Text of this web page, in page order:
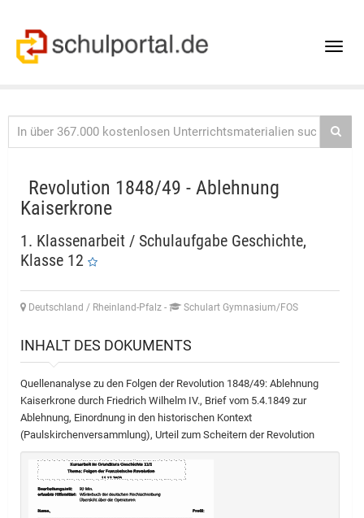
Toggle
Revolution 1848/49 - Ablehnung
Kaiserkrone
1. Klassenarbeit / Schulaufgabe Geschichte,
Klasse 12
Deutschland / Rheinland-Pfalz - Schulart Gymnasium/FOS
INHALT DES DOKUMENTS
Quellenanalyse zu den Folgen der Revolution 1848/49: Ablehnung
Kaiserkrone durch Friedrich Wilhelm IV., Brief vom 5.4.1849 zur
Ablehnung, Einordnung in den historischen Kontext
(Paulskirchenversammlung), Urteil zum Scheitern der Revolution